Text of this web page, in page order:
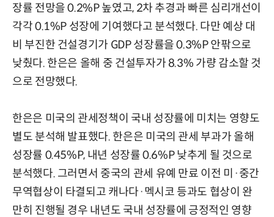
장률 전망을 0.2%P 높였고, 2차 추경과 빠른 심리개선이
각각 0.1%P 성장에 기여했다고 분석했다. 다만 예상 대
비 부진한 건설경기가 GDP 성장률을 0.3%P 안팎으로
낮췄다. 한은은 올해 중 건설투자가 8.3% 가량 감소할 것
으로 전망했다.
한은은 미국의 관세정책이 국내 성장률에 미치는 영향도
별도 분석해 발표했다. 한은은 미국의 관세 부과가 올해
성장률 0.45%P, 내년 성장률 0.6%P 낮추게 될 것으로
분석했다. 그러면서 중국의 관세 유예 만료 이전 미·중간
무역협상이 타결되고 캐나다·멕시코 등과도 협상이 완
만히 진행될 경우 내년도 국내 성장률에 긍정적인 영향